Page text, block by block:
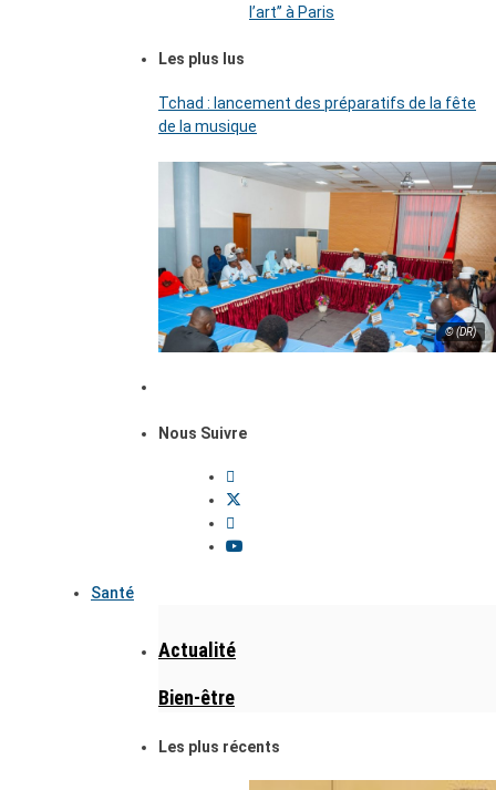
l’art’’ à Paris
Les plus lus
Tchad : lancement des préparatifs de la fête
de la musique
© (DR)
Nous Suivre
Santé
Actualité
Bien-être
Les plus récents